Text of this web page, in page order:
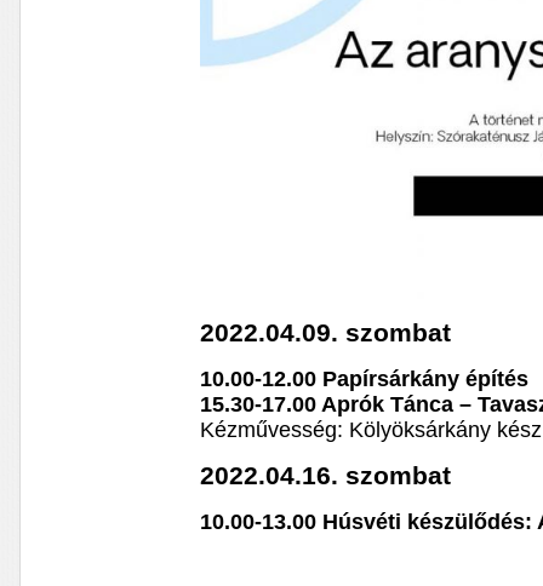
2022.04.09. szombat
10.00-12.00 Papírsárkány építés
15.30-17.00 Aprók Tánca –
Kézművesség: Kölyöksárkány
2022.04.16. szombat
10.00-13.00 Húsvéti